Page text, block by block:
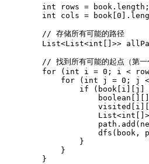
        int rows = book.length;
int cols =
        // 存储所有可能的路径
List<List<int[]>>
// 找到所有可能的起点（第一
for (int i = 0; i <
for (int j = 0; j
if (book[i][j]
dfs(book,
                }
            }
        }